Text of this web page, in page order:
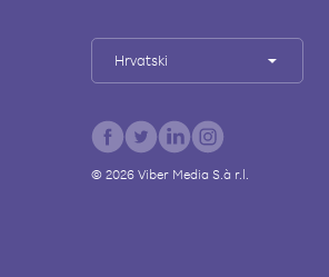
Hrvatski
© 2026Viber Media S.à r.l.